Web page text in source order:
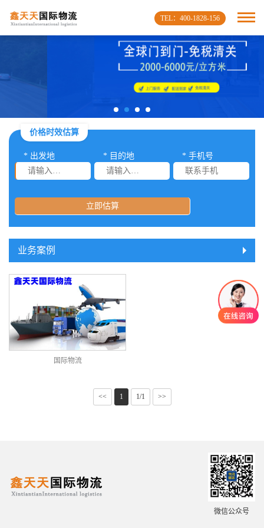
TEL：400-1828-156
价格时效估算
* 出发地 * 目的地 * 手机号
立即估算
业务案例
国际物流
<< 1 1/1 >>
微信公众号